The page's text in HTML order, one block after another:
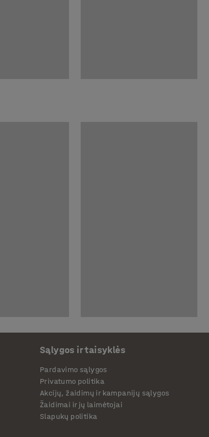
Sąlygos ir taisyklės
Pardavimo sąlygos
Privatumo politika
Akcijų, žaidimų ir kampanijų sąlygos
Žaidimai ir jų laimėtojai
Slapukų politika